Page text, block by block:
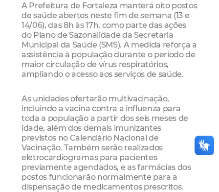
A Prefeitura de Fortaleza manterá oito postos
de saúde abertos neste fim de semana (13 e
14/06), das 8h às 17h, como parte das ações
do Plano de Sazonalidade da Secretaria
Municipal da Saúde (SMS). A medida reforça a
assistência à população durante o período de
maior circulação de vírus respiratórios,
ampliando o acesso aos serviços de saúde.
As unidades ofertarão multivacinação,
incluindo a vacina contra a influenza para
toda a população a partir dos seis meses de
idade, além dos demais imunizantes
previstos no Calendário Nacional de
Vacinação. Também serão realizados
eletrocardiogramas para pacientes
previamente agendados, e as farmácias dos
postos funcionarão normalmente para a
dispensação de medicamentos prescritos.